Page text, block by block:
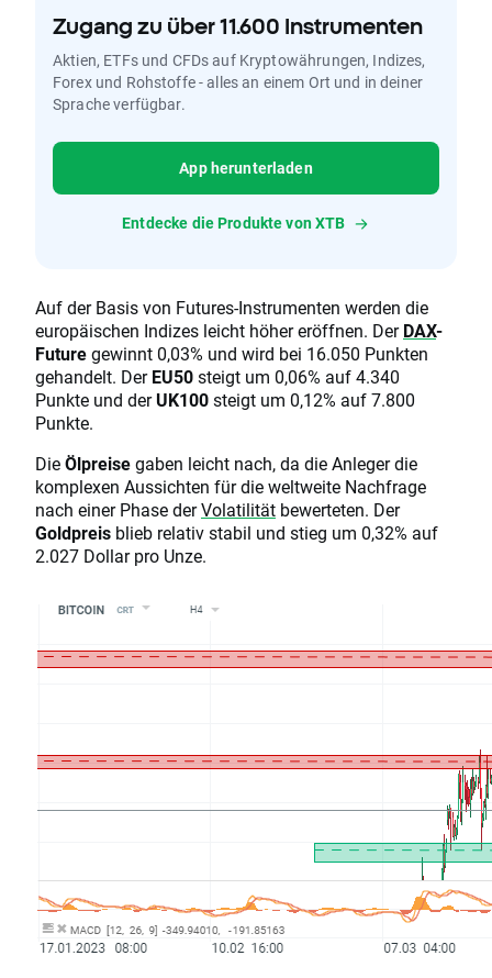
Zugang zu über 11.600 Instrumenten
Aktien, ETFs und CFDs auf Kryptowährungen, Indizes,
Forex und Rohstoffe - alles an einem Ort und in deiner
Sprache verfügbar.
App herunterladen
Entdecke die Produkte von XTB
Auf der Basis von Futures-Instrumenten werden die
europäischen Indizes leicht höher eröffnen. DerDAX-
Futuregewinnt 0,03% und wird bei 16.050 Punkten
gehandelt. DerEU50steigt um 0,06% auf 4.340
Punkte und derUK100steigt um 0,12% auf 7.800
Punkte.
DieÖlpreisegaben leicht nach, da die Anleger die
komplexen Aussichten für die weltweite Nachfrage
nach einer Phase derVolatilität bewerteten. Der
Goldpreis blieb relativ stabil und stieg um 0,32% auf
2.027 Dollar pro Unze.